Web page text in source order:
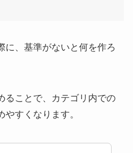
に、基準がないと何を作ろ
ることで、カテゴリ内での
すくなります。